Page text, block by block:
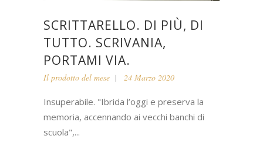
SCRITTARELLO. DI PIÙ, DI
TUTTO. SCRIVANIA,
PORTAMI VIA.
Il prodotto del mese 24 Marzo 2020
Insuperabile. "Ibrida l’oggi e preserva la
memoria, accennando ai vecchi banchi di
scuola",...